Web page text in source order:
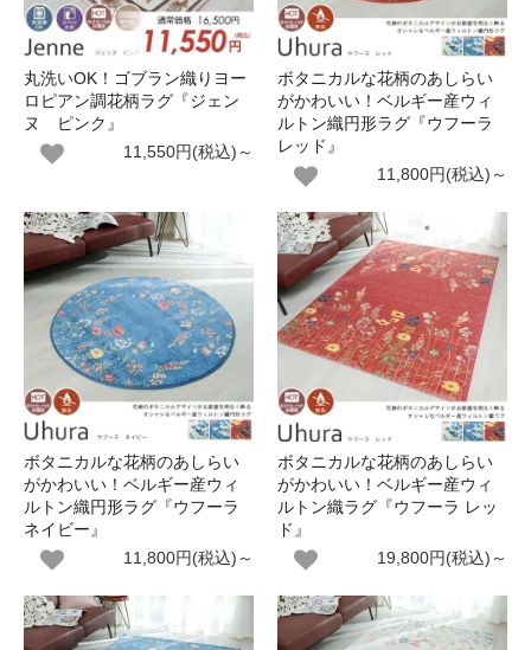
丸洗いOK！ゴブラン織りヨー
ロピアン調花柄ラグ『ジェン
ヌ ピンク』
11,550円(税込)～
ボタニカルな花柄のあしらい
がかわいい！ベルギー産ウィ
ルトン織円形ラグ『ウフーラ
レッド』
11,800円(税込)～
ボタニカルな花柄のあしらい
がかわいい！ベルギー産ウィ
ルトン織円形ラグ『ウフーラ
ネイビー』
11,800円(税込)～
ボタニカルな花柄のあしらい
がかわいい！ベルギー産ウィ
ルトン織ラグ『ウフーラ レッ
ド』
19,800円(税込)～